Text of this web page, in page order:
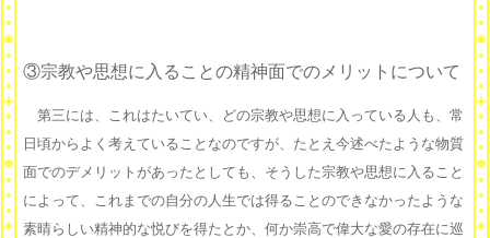
③宗教や思想に入ることの精神面でのメリットについて
第三には、これはたいてい、どの宗教や思想に入っている人も、常
日頃からよく考えていることなのですが、たとえ今述べたような物質
面でのデメリットがあったとしても、そうした宗教や思想に入ること
によって、これまでの自分の人生では得ることのできなかったような
素晴らしい精神的な悦びを得たとか、何か崇高で偉大な愛の存在に巡